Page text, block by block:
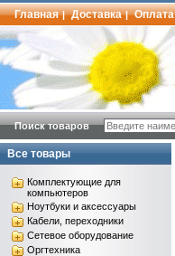
Главная | Доставка | Оплата
Поиск товаров
Все товары
Комплектующие для
компьютеров
Ноутбуки и аксессуары
Кабели, переходники
Сетевое оборудование
Оргтехника